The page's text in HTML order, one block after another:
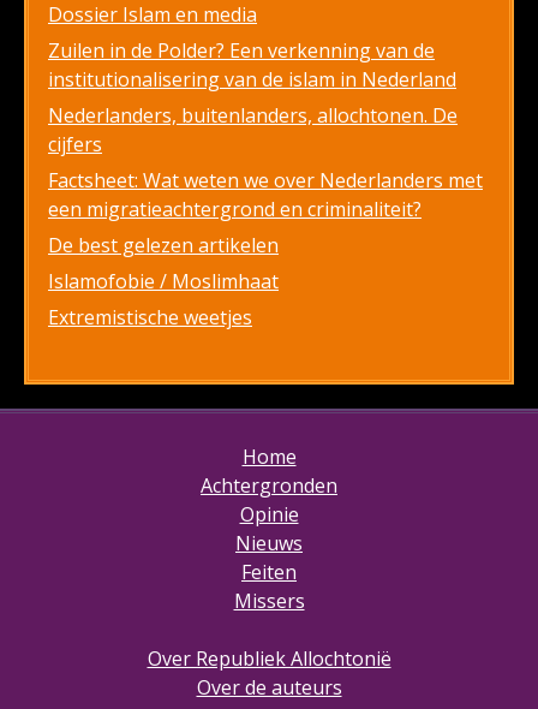
Dossier Islam en media
Zuilen in de Polder? Een verkenning van de
institutionalisering van de islam in Nederland
Nederlanders, buitenlanders, allochtonen. De
cijfers
Factsheet: Wat weten we over Nederlanders met
een migratieachtergrond en criminaliteit?
De best gelezen artikelen
Islamofobie / Moslimhaat
Extremistische weetjes
Home
Achtergronden
Opinie
Nieuws
Feiten
Missers
Over Republiek Allochtonië
Over de auteurs